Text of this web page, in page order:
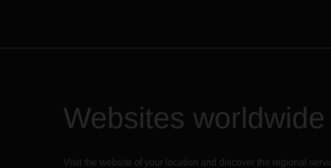
Websites worldwide
Visit the website of your location and discover the regional